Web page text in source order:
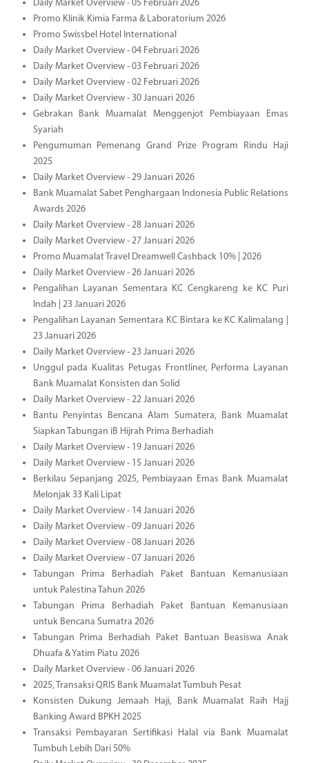
Daily Market Overview - 05 Februari 2026
Promo Klinik Kimia Farma & Laboratorium 2026
Promo Swissbel Hotel International
Daily Market Overview - 04 Februari 2026
Daily Market Overview - 03 Februari 2026
Daily Market Overview - 02 Februari 2026
Daily Market Overview - 30 Januari 2026
Gebrakan Bank Muamalat Menggenjot Pembiayaan Emas
Syariah
Pengumuman Pemenang Grand Prize Program Rindu Haji
2025
Daily Market Overview - 29 Januari 2026
Bank Muamalat Sabet Penghargaan Indonesia Public Relations
Awards 2026
Daily Market Overview - 28 Januari 2026
Daily Market Overview - 27 Januari 2026
Promo Muamalat Travel Dreamwell Cashback 10% | 2026
Daily Market Overview - 26 Januari 2026
Pengalihan Layanan Sementara KC Cengkareng ke KC Puri
Indah | 23 Januari 2026
Pengalihan Layanan Sementara KC Bintara ke KC Kalimalang |
23 Januari 2026
Daily Market Overview - 23 Januari 2026
Unggul pada Kualitas Petugas Frontliner, Performa Layanan
Bank Muamalat Konsisten dan Solid
Daily Market Overview - 22 Januari 2026
Bantu Penyintas Bencana Alam Sumatera, Bank Muamalat
Siapkan Tabungan iB Hijrah Prima Berhadiah
Daily Market Overview - 19 Januari 2026
Daily Market Overview - 15 Januari 2026
Berkilau Sepanjang 2025, Pembiayaan Emas Bank Muamalat
Melonjak 33 Kali Lipat
Daily Market Overview - 14 Januari 2026
Daily Market Overview - 09 Januari 2026
Daily Market Overview - 08 Januari 2026
Daily Market Overview - 07 Januari 2026
Tabungan Prima Berhadiah Paket Bantuan Kemanusiaan
untuk Palestina Tahun 2026
Tabungan Prima Berhadiah Paket Bantuan Kemanusiaan
untuk Bencana Sumatra 2026
Tabungan Prima Berhadiah Paket Bantuan Beasiswa Anak
Dhuafa & Yatim Piatu 2026
Daily Market Overview - 06 Januari 2026
2025, Transaksi QRIS Bank Muamalat Tumbuh Pesat
Konsisten Dukung Jemaah Haji, Bank Muamalat Raih Hajj
Banking Award BPKH 2025
Transaksi Pembayaran Sertifikasi Halal via Bank Muamalat
Tumbuh Lebih Dari 50%